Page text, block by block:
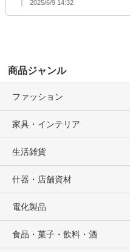
2025/6/9 14:32
商品ジャンル
ファッション
家具・インテリア
生活雑貨
什器・店舗資材
電化製品
食品・菓子・飲料・酒